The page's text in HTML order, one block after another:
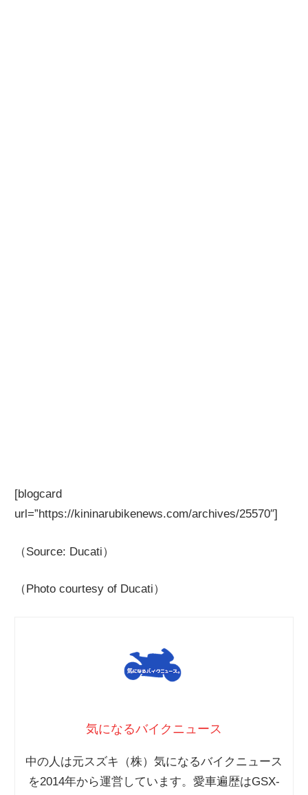
[blogcard
url=”https://kininarubikenews.com/archives/25570″]
（Source: Ducati）
（Photo courtesy of Ducati）
気になるバイクニュース
中の人は元スズキ（株）気になるバイクニュース
を2014年から運営しています。愛車遍歴はGSX-